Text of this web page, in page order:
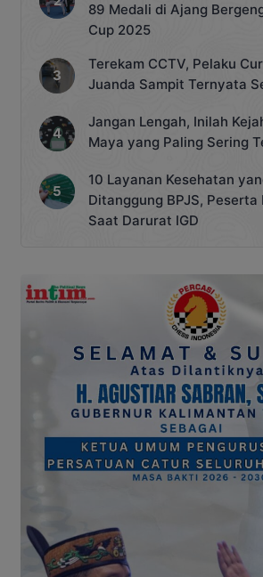
89 Medali di Ajang
Cup 2025
Terekam CCTV, Pelaku
Juanda Sampit Ternyata
Jangan Lengah, Inilah
Maya yang Paling Sering
10 Layanan Kesehatan
Ditanggung BPJS, Peserta
Saat Darurat IGD